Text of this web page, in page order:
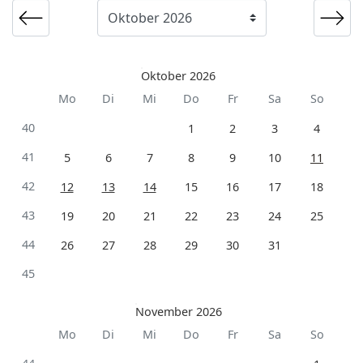
Oktober 2026
Mo
Di Mi Do Fr Sa
So
40
1 2 3
4
41
5 6 7 8 9 10
11
42
12 13 14 15 16 17
18
43
19 20 21 22 23 24
25
44
26 27 28 29 30
31
45
November 2026
Mo
Di Mi Do Fr Sa
So